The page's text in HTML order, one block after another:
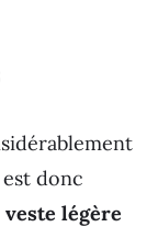
donc
veste légère